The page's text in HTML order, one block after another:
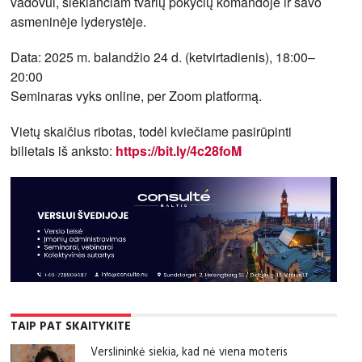
asmeninėje lyderystėje.
Data: 2025 m. balandžio 24 d. (ketvirtadienis), 18:00–
20:00
Seminaras vyks online, per Zoom platformą.
Vietų skaičius ribotas, todėl kviečiame pasirūpinti
bilietais iš anksto: https://bit.ly/4c28foM
TAIP PAT SKAITYKITE
Verslininkė siekia, kad nė viena moteris